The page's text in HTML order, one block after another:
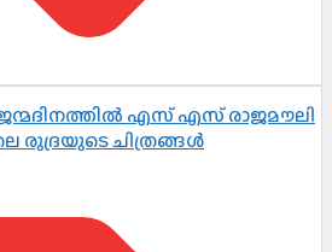
എസ് എസ് രാജമൗലി
രുദ്രയുടെ ചിത്രങ്ങൾ